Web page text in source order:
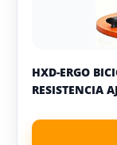
HXD-ERGO
RESISTENCIA